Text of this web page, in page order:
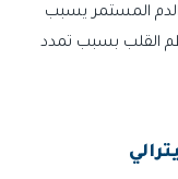
الدم المستمر يسبب
القلب بسبب تمدد